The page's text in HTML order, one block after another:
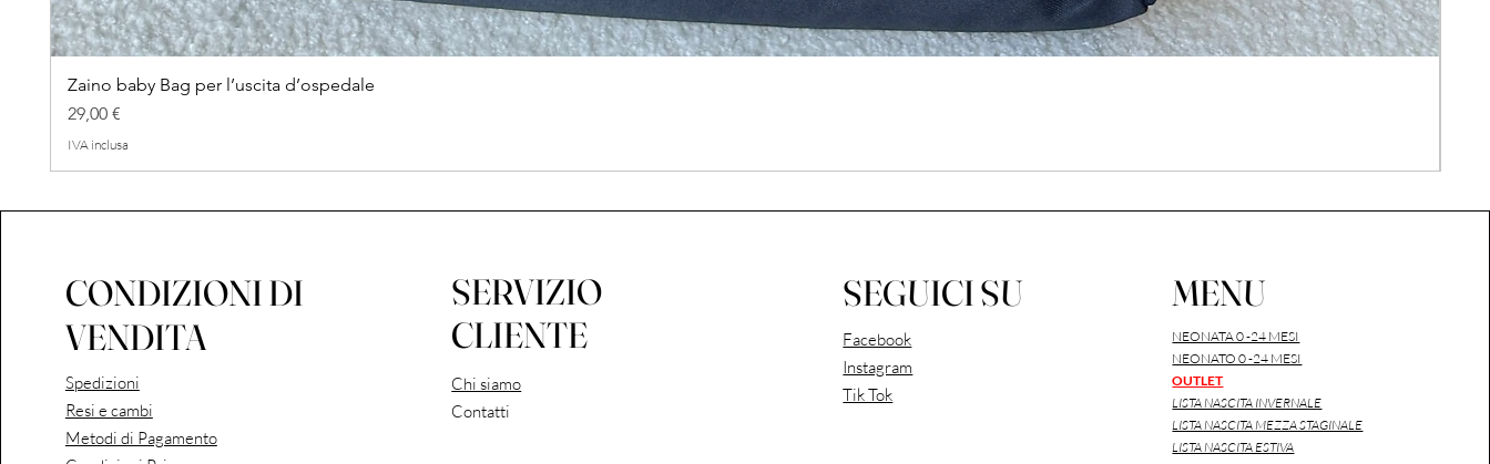
Zaino baby Bag per l’uscita d’ospedale
Prezzo
29,00 €
IVA inclusa
CONDIZIONI DI
VENDITA
Spedizioni
Resi e cambi
Metodi di Pagamento
SERVIZIO
CLIENTE
Chi siamo
Contatti
SEGUICI SU
Facebook
Instagram
Tik Tok
MENU
NEONATA 0 -24 MESI
NEONATO 0 -24 MESI
OUTLET
LISTA NASCITA INVERNALE
LISTA NASCITA MEZZA STAGINALE
LISTA NASCITA ESTIVA